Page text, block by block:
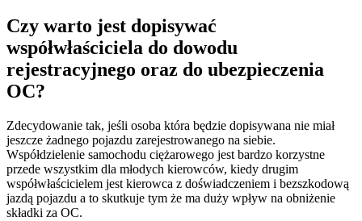
Czy warto jest dopisywać
współwłaściciela do dowodu
rejestracyjnego oraz do ubezpieczenia
OC?
Zdecydowanie tak, jeśli osoba która będzie dopisywana nie miał
jeszcze żadnego pojazdu zarejestrowanego na siebie.
Współdzielenie samochodu ciężarowego jest bardzo korzystne
przede wszystkim dla młodych kierowców, kiedy drugim
współwłaścicielem jest kierowca z doświadczeniem i bezszkodową
jazdą pojazdu a to skutkuje tym że ma duży wpływ na obniżenie
składki za OC.